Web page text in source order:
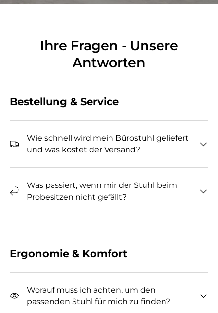
Ihre Fragen - Unsere
Antworten
Bestellung & Service
Wie schnell wird mein Bürostuhl geliefert
und was kostet der Versand?
Was passiert, wenn mir der Stuhl beim
Probesitzen nicht gefällt?
Ergonomie & Komfort
Worauf muss ich achten, um den
passenden Stuhl für mich zu finden?